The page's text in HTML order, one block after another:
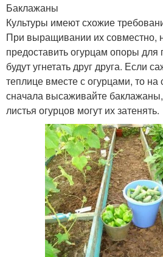
Баклажаны
Культуры имеют схожие
При выращивании их совместно,
предоставить огурцам опоры для
будут угнетать друг друга. Если
теплице вместе с огурцами, то на
сначала высаживайте
листья огурцов могут их затенять.